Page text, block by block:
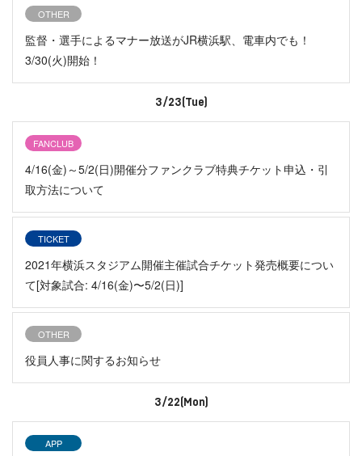
OTHER
監督・選手によるマナー放送がJR横浜駅、電車内でも！
3/30(火)開始！
3/23(Tue)
FANCLUB
4/16(金)～5/2(日)開催分ファンクラブ特典チケット申込・引
取方法について
TICKET
2021年横浜スタジアム開催主催試合チケット発売概要につい
て[対象試合: 4/16(金)〜5/2(日)]
OTHER
役員人事に関するお知らせ
3/22(Mon)
APP